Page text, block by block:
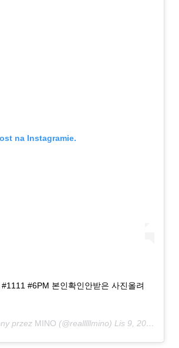
na Instagramie.
#6PM 본인확인안받은 사진올려
przez MINO (@realllllmino) Lis 9, 2018 o 8:26 PST